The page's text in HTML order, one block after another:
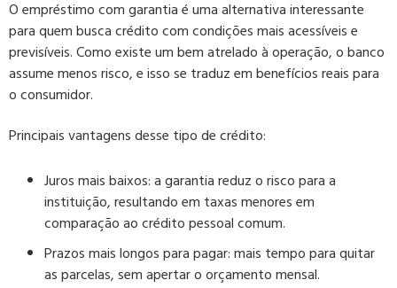
O empréstimo com garantia é uma alternativa interessante
para quem busca crédito com condições mais acessíveis e
previsíveis. Como existe um bem atrelado à operação, o banco
assume menos risco, e isso se traduz em benefícios reais para
o consumidor.
Principais vantagens desse tipo de crédito:
Juros mais baixos:a garantia reduz o risco para a
instituição, resultando em taxas menores em
comparação ao crédito pessoal comum.
Prazos mais longos para pagar:mais tempo para quitar
as parcelas, sem apertar o orçamento mensal.